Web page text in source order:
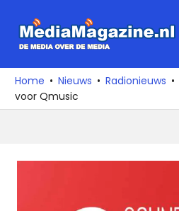
naar
media
over
de
Home Nieuws Radionieuws
voor Qmusic